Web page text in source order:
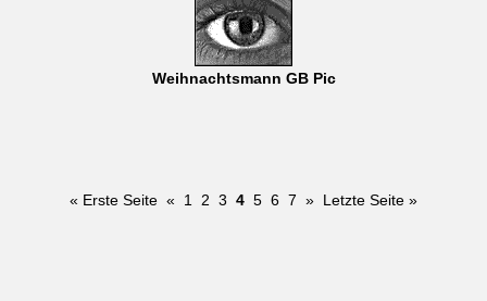
Weihnachtsmann GB Pic
« Erste Seite « 1 2 3 4 5 6 7 » Letzte Seite »